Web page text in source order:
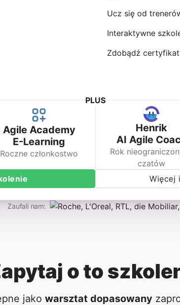
Ucz się od
Interaktywne
Zdobądź certyfikat
PLUS
Agile Academy
E-Learning
Roczne członkostwo
Henrik
AI Agile
Rok
czatów
Więcej
Zaufali nam:
o to
jako warsztat dopasowany